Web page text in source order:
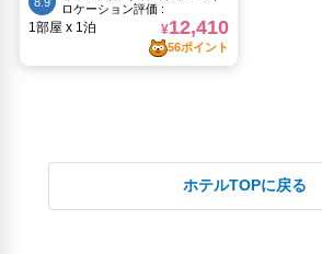
日本銀行小樽美術館(2.17km)
おたる水族館(6.73km)
ホテルTOPに戻る